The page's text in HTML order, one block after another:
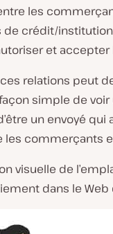
les
de crédit/
et accepter
relations peut
simple de
un envoyé qui
les commerçants
visuelle de
dans le Web